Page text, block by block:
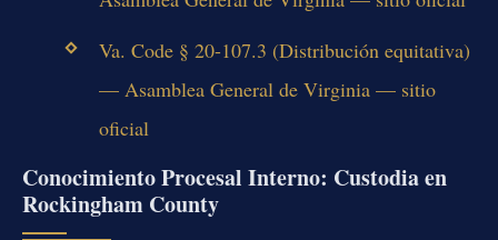
Va. Code § 20-107.3 (Distribución equitativa)
— Asamblea General de Virginia — sitio
oficial
Conocimiento Procesal Interno: Custodia en
Rockingham County